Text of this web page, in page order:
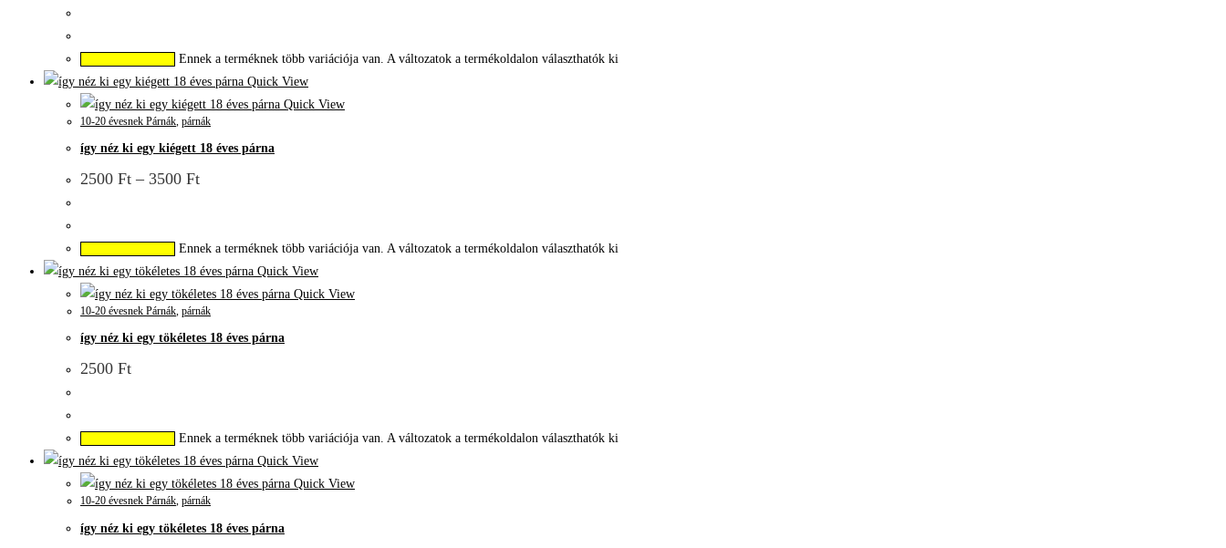
Ennek a terméknek több variációja van. A változatok a termékoldalon választhatók ki
Quick View
Quick View
10-20 évesnek Párnák párnák
így néz ki egy kiégett 18 éves párna
2500 Ft – 3500 Ft
Ennek a terméknek több variációja van. A változatok a termékoldalon választhatók ki
Quick View
Quick View
10-20 évesnek Párnák, párnák
így néz ki egy tökéletes 18 éves párna
2500 Ft
Ennek a terméknek több variációja van. A változatok a termékoldalon választhatók ki
Quick View
Quick View
10-20 évesnek Párnák, párnák
így néz ki egy tökéletes 18 éves párna